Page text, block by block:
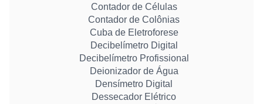
Contador de Células
Contador de Colônias
Cuba de Eletroforese
Decibelímetro Digital
Decibelímetro Profissional
Deionizador de Água
Densímetro Digital
Dessecador Elétrico